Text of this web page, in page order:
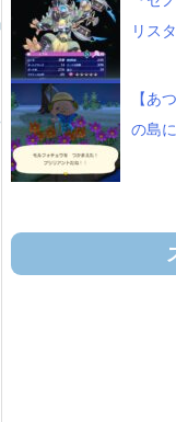
リス
【あ
の島